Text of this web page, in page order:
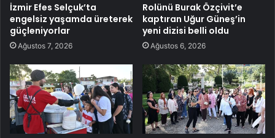
İzmir Efes Selçuk’ta
engelsiz yaşamda üreterek
güçleniyorlar
Ağustos 7, 2026
Rolünü Burak Özçivit’e
kaptıran Uğur Güneş’in
yeni dizisi belli oldu
Ağustos 6, 2026